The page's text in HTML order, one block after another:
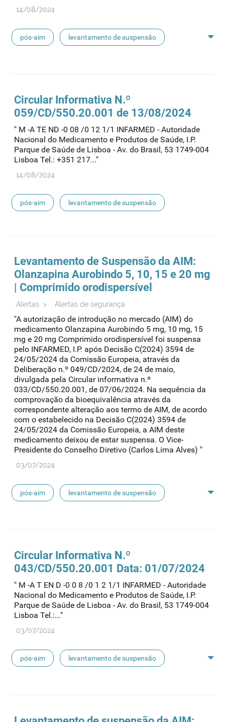
14/08/2024
pós-aim levantamento de suspensão
Circular Informativa N.º
059/CD/550.20.001 de 13/08/2024
" M -A TE ND -0 08 /0 12 1/1 INFARMED - Autoridade
Nacional do Medicamento e Produtos de Saúde, I.P.
Parque de Saúde de Lisboa - Av. do Brasil, 53 1749-004
Lisboa Tel.: +351 217..."
14/08/2024
pós-aim levantamento de suspensão
Levantamento de Suspensão da AIM:
Olanzapina Aurobindo 5, 10, 15 e 20 mg
| Comprimido orodispersível
Alertas > Alertas de segurança
"A autorização de introdução no mercado (AIM) do
medicamento Olanzapina Aurobindo 5 mg, 10 mg, 15
mg e 20 mg Comprimido orodispersível foi suspensa
pelo INFARMED, I.P. após Decisão C(2024) 3594 de
24/05/2024 da Comissão Europeia, através da
Deliberação n.º 049/CD/2024, de 24 de maio,
divulgada pela Circular informativa n.º
033/CD/550.20.001, de 07/06/2024. Na sequência da
comprovação da bioequivalência através da
correspondente alteração aos termo de AIM, de acordo
com o estabelecido na Decisão C(2024) 3594 de
24/05/2024 da Comissão Europeia, a AIM deste
medicamento deixou de estar suspensa. O Vice-
Presidente do Conselho Diretivo (Carlos Lima Alves) "
03/07/2024
pós-aim levantamento de suspensão
Circular Informativa N.º
043/CD/550.20.001 Data: 01/07/2024
" M -A T EN D -0 0 8 /0 1 2 1/1 INFARMED - Autoridade
Nacional do Medicamento e Produtos de Saúde, I.P.
Parque de Saúde de Lisboa - Av. do Brasil, 53 1749-004
Lisboa Tel.:..."
03/07/2024
pós-aim levantamento de suspensão